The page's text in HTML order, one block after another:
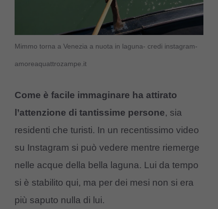
Mimmo torna a Venezia a nuota in laguna- credi instagram-
amoreaquattrozampe.it
Come è facile immaginare ha attirato
l’attenzione di tantissime persone, sia
residenti che turisti. In un recentissimo video
su Instagram si può vedere mentre riemerge
nelle acque della bella laguna. Lui da tempo
si è stabilito qui, ma per dei mesi non si era
più saputo nulla di lui.